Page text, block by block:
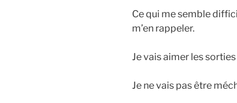
Ce qui me semble
m’en rappeler.
Je vais aimer les
Je ne vais pas être